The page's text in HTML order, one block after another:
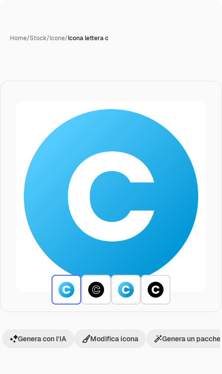
Home/Stock/Icone/Icona lettera c
Genera con l'IA Modifica icona Genera un